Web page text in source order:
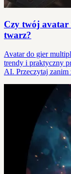
Czy twój
twarz?
Avatar do gier
trendy i praktyczny
AI. Przeczytaj zanim